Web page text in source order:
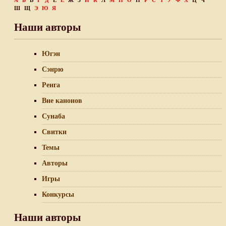
Ш
Щ Э Ю Я
Наши авторы
Югэн
Сэнрю
Ренга
Вне канонов
Сунаба
Свитки
Темы
Авторы
Игры
Конкурсы
Наши авторы